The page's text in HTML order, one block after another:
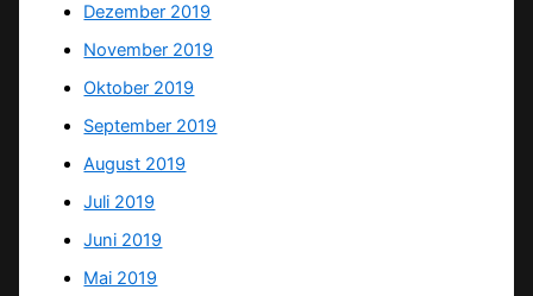
Dezember 2019
November 2019
Oktober 2019
September 2019
August 2019
Juli 2019
Juni 2019
Mai 2019